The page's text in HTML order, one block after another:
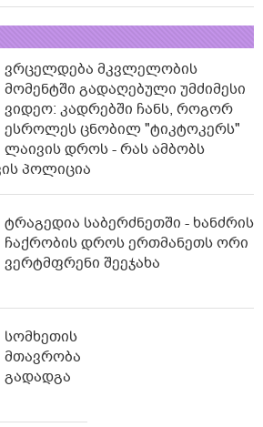
ვრცელდება მკვლელობის
მომენტში გადაღებული უმძიმესი
ვიდეო: კადრებში ჩანს, როგორ
ესროლეს ცნობილ "ტიკტოკერს"
ლაივის დროს - რას ამბობს
პოლიცია
ტრაგედია საბერძნეთში - ხანძრის
ჩაქრობის დროს ერთმანეთს ორი
ვერტმფრენი შეეჯახა
სომხეთის
მთავრობა
გადადგა